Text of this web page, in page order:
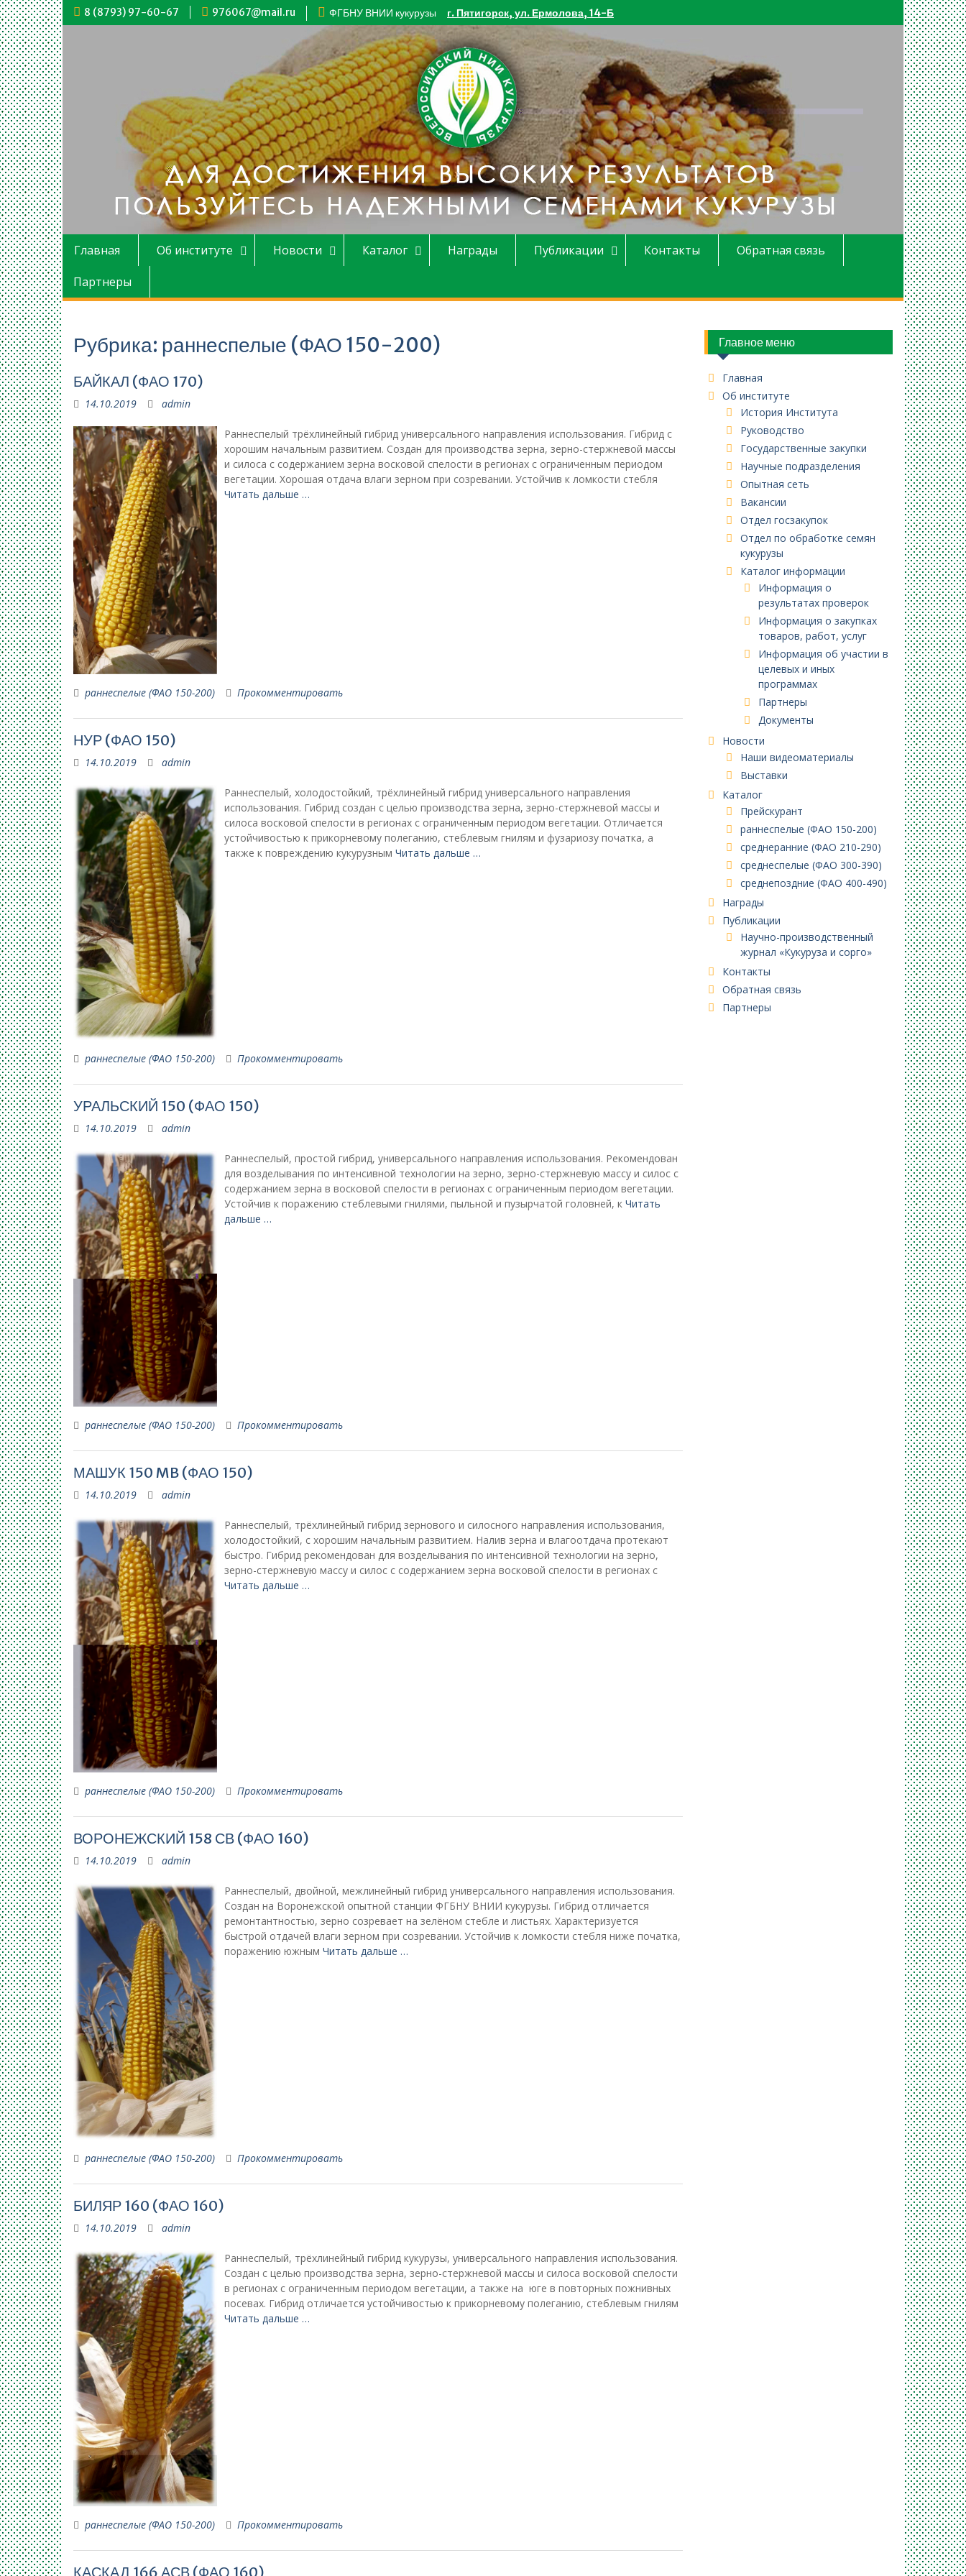
Перейти
к
8 (8793) 97-60-67 976067@mail.ru ФГБНУ ВНИИ кукурузы г. Пятигорск, ул. Ермолова, 14-Б
Главная Об институте Новости Каталог Награды Публикации Контакты
Обратная связь
Партнеры
Рубрика: раннеспелые (ФАО 150-200)
БАЙКАЛ (ФАО 170)
14.10.2019 admin
Раннеспелый трёхлинейный гибрид универсального направления использования. Гибрид с
хорошим начальным развитием. Создан для производства зерна, зерно-стержневой массы
и силоса с содержанием зерна восковой спелости в регионах с ограниченным периодом
вегетации. Хорошая отдача влаги зерном при созревании. Устойчив к ломкости стебля
Читать дальше …
раннеспелые (ФАО 150-200) Прокомментировать
НУР (ФАО 150)
14.10.2019 admin
Раннеспелый, холодостойкий, трёхлинейный гибрид универсального направления
использования. Гибрид создан с целью производства зерна, зерно-стержневой массы и
силоса восковой спелости в регионах с ограниченным периодом вегетации. Отличается
устойчивостью к прикорневому полеганию, стеблевым гнилям и фузариозу початка, а
также к повреждению кукурузным Читать дальше …
раннеспелые (ФАО 150-200) Прокомментировать
УРАЛЬСКИЙ 150 (ФАО 150)
14.10.2019 admin
Раннеспелый, простой гибрид, универсального направления использования. Рекомендован
для возделывания по интенсивной технологии на зерно, зерно-стержневую массу и силос с
содержанием зерна в восковой спелости в регионах с ограниченным периодом вегетации.
Устойчив к поражению стеблевыми гнилями, пыльной и пузырчатой головней, к Читать
дальше …
раннеспелые (ФАО 150-200) Прокомментировать
МАШУК 150 MB (ФАО 150)
14.10.2019 admin
Раннеспелый, трёхлинейный гибрид зернового и силосного направления использования,
холодостойкий, с хорошим начальным развитием. Налив зерна и влагоотдача протекают
быстро. Гибрид рекомендован для возделывания по интенсивной технологии на зерно,
зерно-стержневую массу и силос с содержанием зерна восковой спелости в регионах с
Читать дальше …
раннеспелые (ФАО 150-200) Прокомментировать
ВОРОНЕЖСКИЙ 158 СВ (ФАО 160)
14.10.2019 admin
Раннеспелый, двойной, межлинейный гибрид универсального направления использования.
Создан на Воронежской опытной станции ФГБНУ ВНИИ кукурузы. Гибрид отличается
ремонтантностью, зерно созревает на зелёном стебле и листьях. Характеризуется
быстрой отдачей влаги зерном при созревании. Устойчив к ломкости стебля ниже початка,
поражению южным Читать дальше …
раннеспелые (ФАО 150-200) Прокомментировать
БИЛЯР 160 (ФАО 160)
14.10.2019 admin
Раннеспелый, трёхлинейный гибрид кукурузы, универсального направления использования.
Создан с целью производства зерна, зерно-стержневой массы и силоса восковой спелости
в регионах с ограниченным периодом вегетации, а также на юге в повторных пожнивных
посевах. Гибрид отличается устойчивостью к прикорневому полеганию, стеблевым гнилям
Читать дальше …
раннеспелые (ФАО 150-200) Прокомментировать
КАСКАД 166 АСВ (ФАО 160)
Главное меню
Главная
Об институте
История Института
Руководство
Государственные закупки
Научные подразделения
Опытная сеть
Вакансии
Отдел госзакупок
Отдел по обработке семян
кукурузы
Каталог информации
Информация о
результатах проверок
Информация о закупках
товаров, работ, услуг
Информация об участии в
целевых и иных
программах
Партнеры
Документы
Новости
Наши видеоматериалы
Выставки
Каталог
Прейскурант
раннеспелые (ФАО 150-200)
среднеранние (ФАО 210-290)
среднеспелые (ФАО 300-390)
среднепоздние (ФАО 400-490)
Награды
Публикации
Научно-производственный
журнал «Кукуруза и сорго»
Контакты
Обратная связь
Партнеры